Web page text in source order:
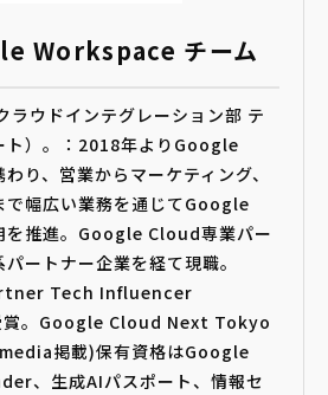
Workspace チーム
ラウドインテグレーション部 テ
ト）。：2018年よりGoogle
り、営業からマーケティング、
で幅広い業務を通じてGoogle
を推進。Google Cloud専業パー
ートナー企業を経て現職。
Tech Influencer
。Google Cloud Next Tokyo
掲載)保有資格はGoogle
、生成AIパスポート、情報セ